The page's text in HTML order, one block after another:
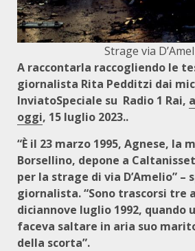
Strage via
A raccontarla raccogliendo le
giornalista Rita Pedditzi dai
InviatoSpeciale su Radio 1 Rai,
oggi, 15 luglio 2023..
“È il 23 marzo 1995, Agnese, la
Borsellino, depone a
per la strage di via D’Amelio” –
giornalista. “Sono trascorsi tre
diciannove luglio 1992, quando
faceva saltare in aria suo
della scorta”.